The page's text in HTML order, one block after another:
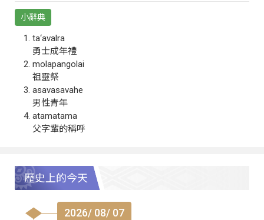
小辭典
ta‘avalra
勇士成年禮
molapangolai
祖靈祭
asavasavahe
男性青年
atamatama
父字輩的稱呼
歷史上的今天
2026/ 08/ 07